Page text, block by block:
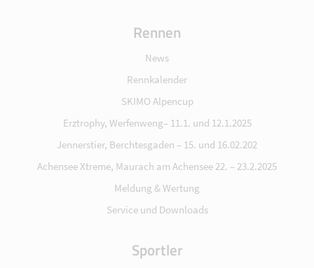
Rennen
News
Rennkalender
SKIMO Alpencup
Erztrophy, Werfenweng– 11.1. und 12.1.2025
Jennerstier, Berchtesgaden – 15. und 16.02.202
Achensee Xtreme, Maurach am Achensee 22. – 23.2.2025
Meldung & Wertung
Service und Downloads
Sportler